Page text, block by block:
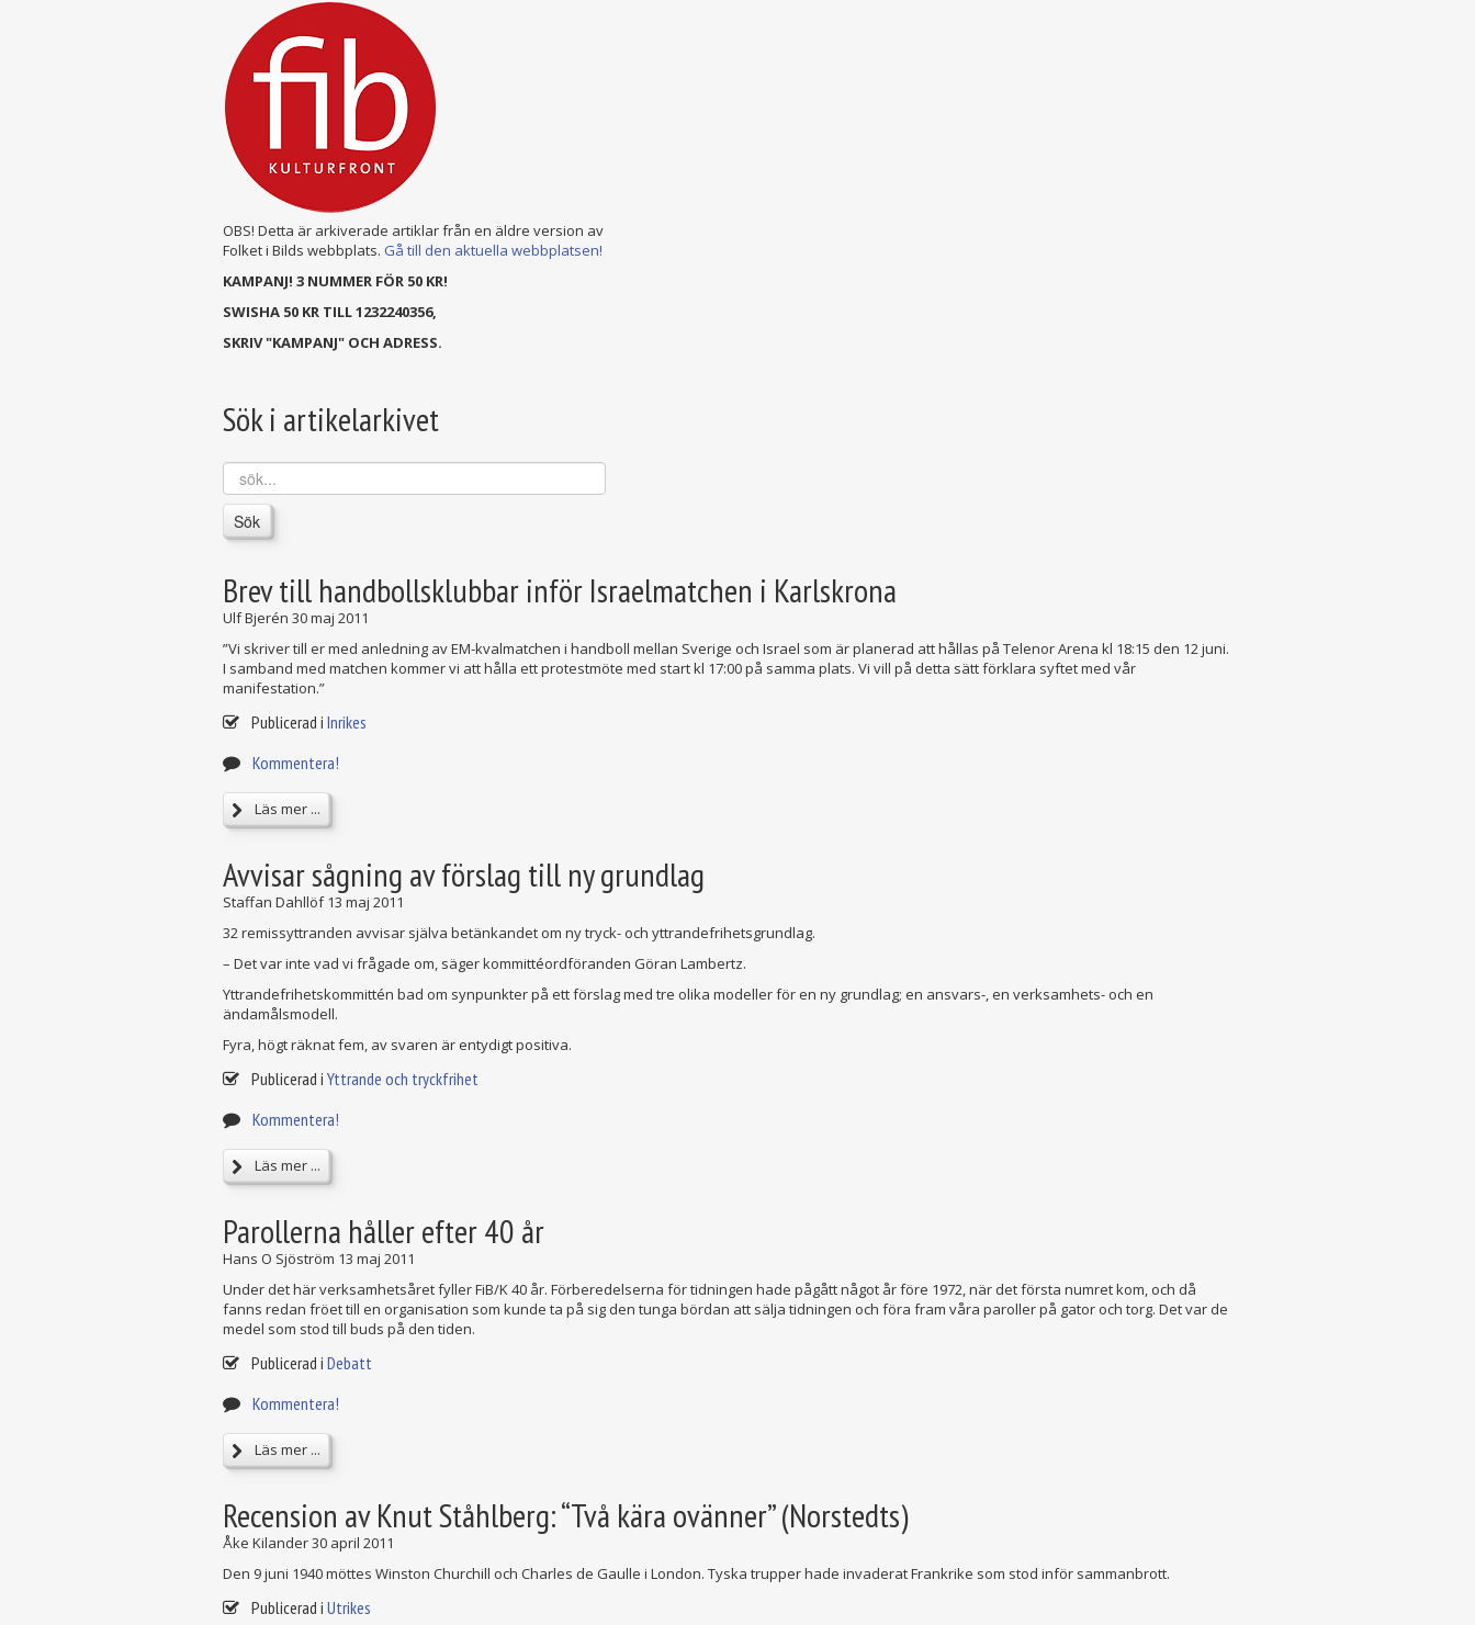
OBS! Detta är arkiverade artiklar från en äldre version av
Folket i Bilds webbplats. Gå till den aktuella webbplatsen!
KAMPANJ! 3 NUMMER FÖR 50 KR!
SWISHA 50 KR TILL 1232240356,
SKRIV "KAMPANJ" OCH ADRESS.
Sök i artikelarkivet
sök...
Sök
Brev till handbollsklubbar inför Israelmatchen i Karlskrona
Ulf Bjerén 30 maj 2011
”Vi skriver till er med anledning av EM-kvalmatchen i handboll mellan Sverige och Israel som är planerad att hållas på Telenor Arena kl 18:15 den 12 juni.
I samband med matchen kommer vi att hålla ett protestmöte med start kl 17:00 på samma plats. Vi vill på detta sätt förklara syftet med vår
manifestation.”
Publicerad i Inrikes
Kommentera!
Läs mer ...
Avvisar sågning av förslag till ny grundlag
Staffan Dahllöf13 maj 2011
32 remissyttranden avvisar själva betänkandet om ny tryck- och yttrandefrihetsgrundlag.
– Det var inte vad vi frågade om, säger kommittéordföranden Göran Lambertz.
Yttrandefrihetskommittén bad om synpunkter på ett förslag med tre olika modeller för en ny grundlag; en ansvars-, en verksamhets- och en
ändamålsmodell.
Fyra, högt räknat fem, av svaren är entydigt positiva.
Publicerad i Yttrande och tryckfrihet
Kommentera!
Läs mer ...
Parollerna håller efter 40 år
Hans O Sjöström 13 maj 2011
Under det här verksamhetsåret fyller FiB/K 40 år. Förberedelserna för tidningen hade pågått något år före 1972, när det första numret kom, och då
fanns redan fröet till en organisation som kunde ta på sig den tunga bördan att sälja tidningen och föra fram våra paroller på gator och torg. Det var de
medel som stod till buds på den tiden.
Publicerad i Debatt
Kommentera!
Läs mer ...
Recension av Knut Ståhlberg: “Två kära ovänner” (Norstedts)
Åke Kilander30 april 2011
Den 9 juni 1940 möttes Winston Churchill och Charles de Gaulle i London. Tyska trupper hade invaderat Frankrike som stod inför sammanbrott.
Publicerad i Utrikes